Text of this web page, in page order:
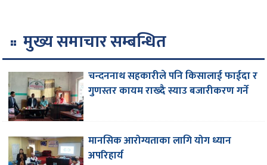
मुख्य समाचार सम्बन्धित
चन्दननाथ सहकारीले पनि किसालाई फाईदा र
गुणस्तर कायम राख्दै स्याउ बजारीकरण गर्ने
मानसिक आरोग्यताका लागि योग ध्यान
अपरिहार्य